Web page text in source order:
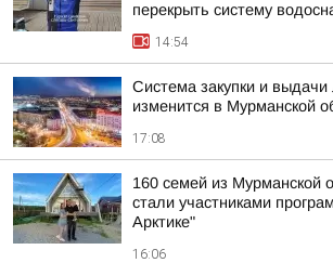
перекрыть систему
14:54
Система закупки и выдачи
изменится в Мурманской
17:08
160 семей из Мурманской
стали участниками
Арктике"
16:06